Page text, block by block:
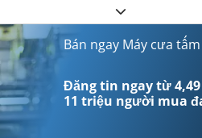
Bán ngay Máy cưa
Đăng tin ngay từ
11 triệu người mua